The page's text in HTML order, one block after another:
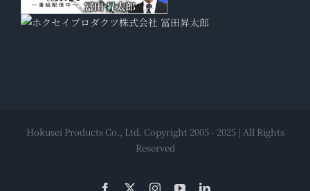
Hokusei Products Co., Ltd. Copyright 2005 - 2025 | All Rights
Reserved
Facebook InstagramYouTubeLinkedIn